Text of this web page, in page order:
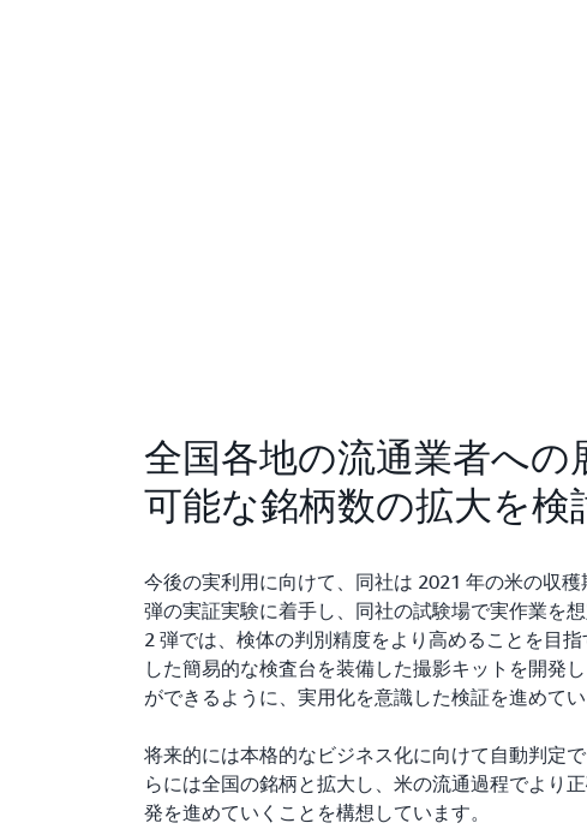
全国各地の流通業者への
可能な銘柄数の拡大を検
今後の実利用に向けて、同社は 2021 年の米の収
弾の実証実験に着手し、同社の試験場で実作業を
2 弾では、検体の判別精度をより高めることを目
した簡易的な検査台を装備した撮影キットを開発
ができるように、実用化を意識した検証を進めてい
将来的には本格的なビジネス化に向けて自動判定
らには全国の銘柄と拡大し、米の流通過程でより
発を進めていくことを構想しています。